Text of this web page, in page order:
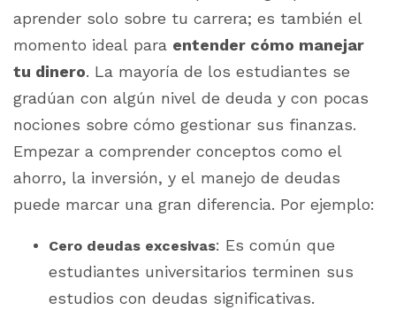
aprender solo sobre tu carrera; es también el
momento ideal para entender cómo manejar
tu dinero. La mayoría de los estudiantes se
gradúan con algún nivel de deuda y con pocas
nociones sobre cómo gestionar sus finanzas.
Empezar a comprender conceptos como el
ahorro, la inversión, y el manejo de deudas
puede marcar una gran diferencia. Por ejemplo:
Cero deudas excesivas: Es común que
estudiantes universitarios terminen sus
estudios con deudas significativas.